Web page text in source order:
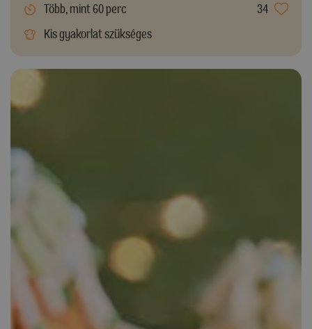
Több, mint 60 perc
34
Kis gyakorlat szükséges